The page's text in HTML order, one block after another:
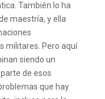
También lo ha
maestría, y ella
militares. Pero aquí
siendo un
de esos
que hay